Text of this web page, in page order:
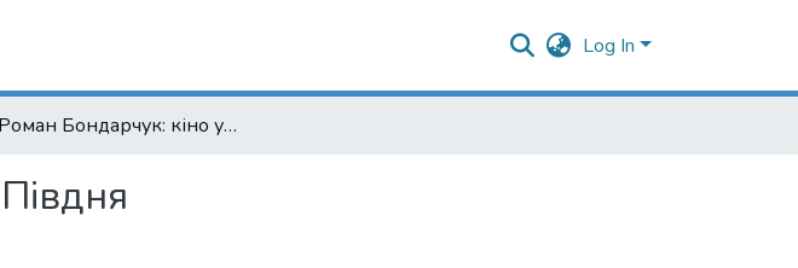
Log In
Роман Бондарчук: кіно українського Півдня